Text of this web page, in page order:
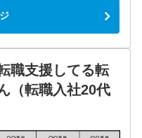
職支援してる転
（転職入社20代